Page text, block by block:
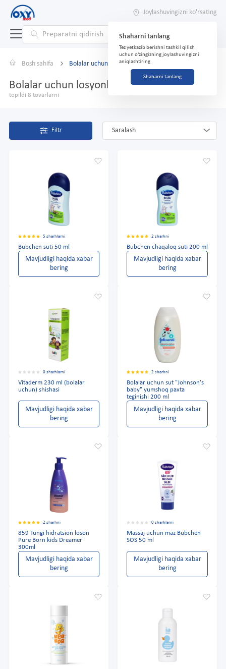
Joylashuvingizni ko'rsating
Shaharni tanlang
Tez yetkazib berishni tashkil qilish
uchun o'zingizning joylashuvingizni
aniqlashtiring
Shaharni tanlang
Bosh sahifa Bolalar uchun losyonlar, sut
Bolalar uchun losyonlar, sut
topildi 8 tovarlarni
Filtr Saralash
5 sharhlarni
Bubchen suti 50 ml
Mavjudligi haqida xabar
bering
2 sharhni
Bubchen chaqaloq suti 200 ml
Mavjudligi haqida xabar
bering
0 sharhlarni
Vitaderm 230 ml (bolalar
uchun) shishasi
Mavjudligi haqida xabar
bering
2 sharhni
Bolalar uchun sut "Johnson's
baby" yumshoq paxta
teginishi 200 ml
Mavjudligi haqida xabar
bering
2 sharhni
859 Tungi hidratsion loson
Pure Born kids Dreamer
300ml
Mavjudligi haqida xabar
bering
0 sharhlarni
Massaj uchun maz Bubchen
SOS 50 ml
Mavjudligi haqida xabar
bering